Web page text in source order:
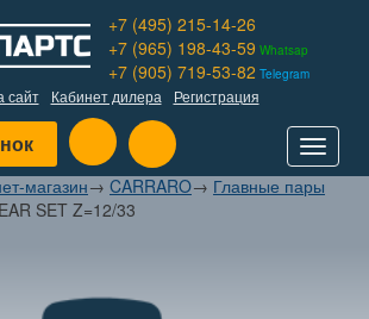
+7 (495) 215-14-26
+7 (965) 198-43-59 Whatsap
+7 (905) 719-53-82 Telegram
сайт Кабинет дилера Регистрация
Toggle
магазин→ CARRARO→ Главные пары
SET Z=12/33